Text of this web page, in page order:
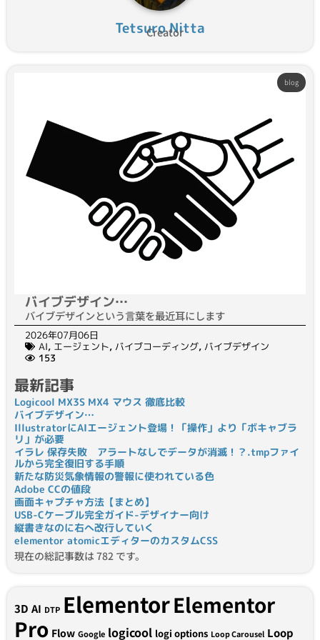
Tetsuro Nitta
Creator
blog
バイブデザイン…
バイブデザインという言葉を最近耳にします
2026年07月06日
AI, エージェント, バイブコーディング, バイブデザイン
153
最新記事
Logicool MX3S MX4 マウス 徹底比較
バイブデザイン…
IllustratorにAIエージェント登場！「操作」より「ボキャブラ
リ」が必要
イラレ 保存失敗 アラートなしでデータが消滅！？.tmpファイ
ルから完全復旧する手順
新たな防災気象情報の警報に使われている色
Adobe CCの値段
画面キャプチャ方法【まとめ】
USB-Cケーブル完全ガイド-デザイナー向け
縦書きなのに右へ改行していく
elementor atomicエディターのカスタムCSS
現在の総記事数は 782 です。
3D AI DTP ElementorElementor
Pro Flow Google logicool logi options Loop Carousel Loop